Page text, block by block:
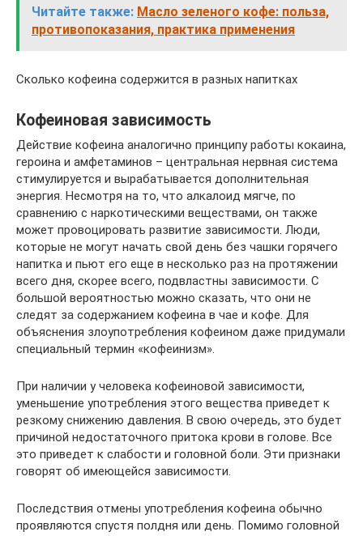
Читайте также: Масло зеленого кофе: польза,
противопоказания, практика применения
Сколько кофеина содержится в разных напитках
Кофеиновая зависимость
Действие кофеина аналогично принципу работы кокаина,
героина и амфетаминов – центральная нервная система
стимулируется и вырабатывается дополнительная
энергия. Несмотря на то, что алкалоид мягче, по
сравнению с наркотическими веществами, он также
может провоцировать развитие зависимости. Люди,
которые не могут начать свой день без чашки горячего
напитка и пьют его еще в несколько раз на протяжении
всего дня, скорее всего, подвластны зависимости. С
большой вероятностью можно сказать, что они не
следят за содержанием кофеина в чае и кофе. Для
объяснения злоупотребления кофеином даже придумали
специальный термин «кофеинизм».
При наличии у человека кофеиновой зависимости,
уменьшение употребления этого вещества приведет к
резкому снижению давления. В свою очередь, это будет
причиной недостаточного притока крови в голове. Все
это приведет к слабости и головной боли. Эти признаки
говорят об имеющейся зависимости.
Последствия отмены употребления кофеина обычно
проявляются спустя полдня или день. Помимо головной